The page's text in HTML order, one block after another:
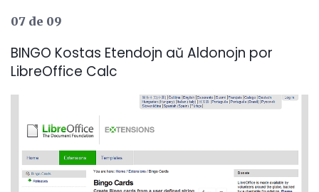
07 de 09
BINGO Kostas Etendojn aŭ Aldonojn por
LibreOffice Calc